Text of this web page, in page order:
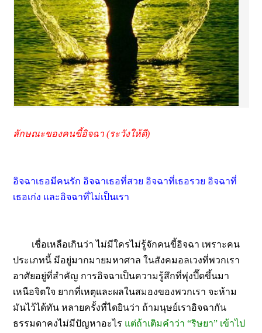
ลักษณะของคนขี้อิจฉา (ระวังให้ดี)
อิจฉาเธอมีคนรัก อิจฉาเธอที่สวย อิจฉาที่เธอรวย อิจฉาที่
เธอเก่ง และอิจฉาที่ไม่เป็นเรา
เชื่อเหลือเกินว่า ไม่มีใครไม่รู้จักคนขี้อิจฉา เพราะคน
ประเภทนี้ มีอยู่มากมายมหาศาล ในสังคมอลเวงที่พวกเรา
อาศัยอยู่ที่สำคัญ การอิจฉาเป็นความรู้สึกที่พุ่งปี๊ดขึ้นมา
เหนือจิตใจ ยากที่เหตุและผลในสมองของพวกเรา จะห้าม
มันไว้ได้ทัน หลายครั้งที่ไดยินว่า ถ้ามนุษย์เราอิจฉากัน
ธรรมดาคงไม่มีปัญหาอะไร แต่ถ้าเติมคำว่า “ริษยา” เข้าไป